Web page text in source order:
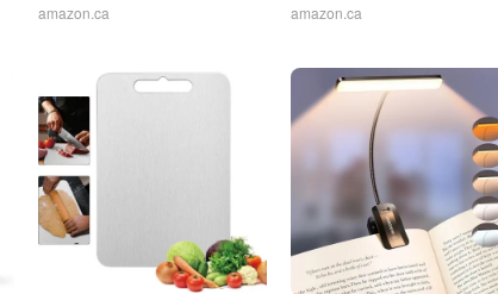
amazon.ca amazon.ca